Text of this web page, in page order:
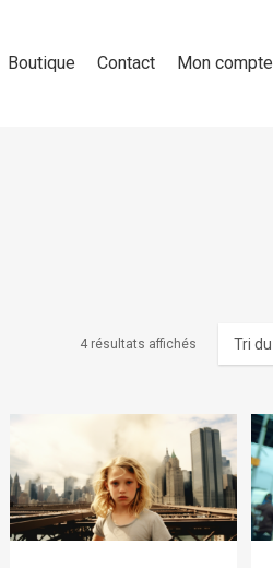
Boutique Contact Mon compte
4 résultats affichés